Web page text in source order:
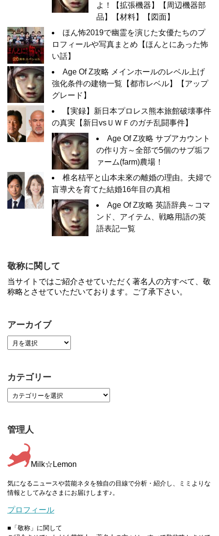
よ！【拡張機器】【周辺機器部
品】【材料】【図面】
ほん怖2019で幽霊を演じた女優たちのプ
ロフィールや写真まとめ【ほんとにあった怖
い話】
Age Of Z攻略 メインホールのレベル上げ
強化条件の建物一覧【都市レベル】【アップ
グレード】
【実録】新日本プロレス熊本旅館破壊事件
の真実【新日vsＵＷＦのガチ乱闘事件】
Age Of Z攻略 サブアカウント
の作り方～全部で5個のサブ垢フ
ァーム(farm)農場！
椎名桔平と山本未來の離婚の理由。夫婦で
盲導犬を育てた結婚16年目の真相
Age Of Z攻略 英語辞典～コマ
ンド、アイテム、戦略用語の英
語表記一覧
敬称に関して
当サイトではご紹介させていただく著名人の方すべて、敬
称略とさせていただいております。ご了承下さい。
アーカイブ
カテゴリー
管理人
Milk☆Lemon
気になるニュースや芸能ネタを独自の目線で分析・紹介し、ミミよりな
情報としてみなさまにお届けします♪。
プロフィール
■「敬称」に関して